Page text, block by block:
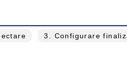
3 . Configurare